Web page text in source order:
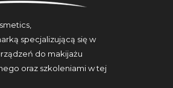
specjalizującą się w
do makijażu
oraz szkoleniami w tej